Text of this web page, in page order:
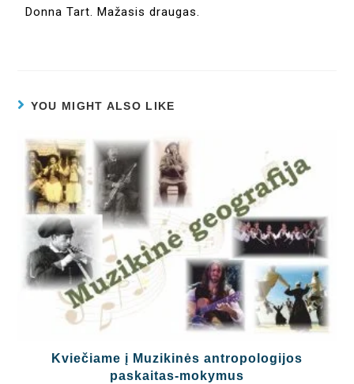
Donna Tart. Mažasis draugas.
YOU MIGHT ALSO LIKE
Kviečiame į Muzikinės antropologijos
paskaitas-mokymus